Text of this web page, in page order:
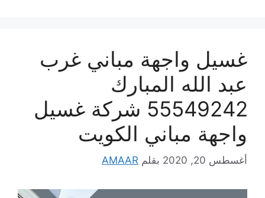
غسيل واجهة مباني غرب
عبد الله المبارك
55549242 شركة غسيل
واجهة مباني الكويت
أغسطس 20, 2020 بقلم AMAAR